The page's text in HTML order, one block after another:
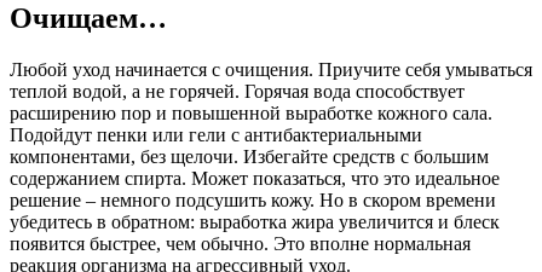
Очищаем…
Любой уход начинается с очищения. Приучите себя умываться
теплой водой, а не горячей. Горячая вода способствует
расширению пор и повышенной выработке кожного сала.
Подойдут пенки или гели с антибактериальными
компонентами, без щелочи. Избегайте средств с большим
содержанием спирта. Может показаться, что это идеальное
решение – немного подсушить кожу. Но в скором времени
убедитесь в обратном: выработка жира увеличится и блеск
появится быстрее, чем обычно. Это вполне нормальная
реакция организма на агрессивный уход.